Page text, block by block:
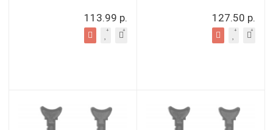
113.99 р. 127.50 р.